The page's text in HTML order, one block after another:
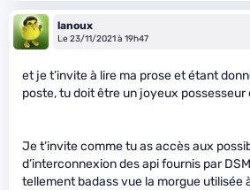
lanoux
Le 23/11/2021 à 19h47
et je t’invite à lire ma prose et étant
poste, tu doit être un joyeux possesseur
Je t’invite comme tu as accès aux
d’interconnexion des api fournis par
tellement badass vue la morgue utilisée